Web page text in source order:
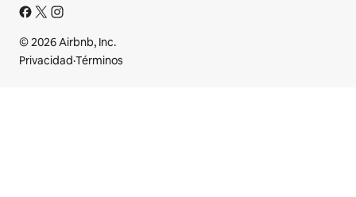
© 2026 Airbnb, Inc.
Privacidad·Términos